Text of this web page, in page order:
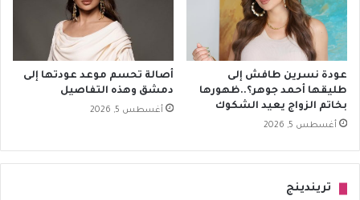
عودة نسرين طافش إلى
طليقها أحمد جوهر؟..ظهورها
بخاتم الزواج يعيد الشكوك
أغسطس 5, 2026
أصالة تحسم موعد عودتها إلى
دمشق وهذه التفاصيل
أغسطس 5, 2026
تريندينج